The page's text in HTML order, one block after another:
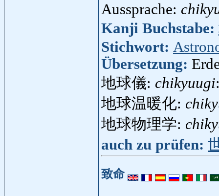
Aussprache:
Kanji Buchstabe:
Stichwort:
Übersetzung:
地球儀: chikyuugi
地球温暖化:
地球物理学:
auch zu prüfen:
致命